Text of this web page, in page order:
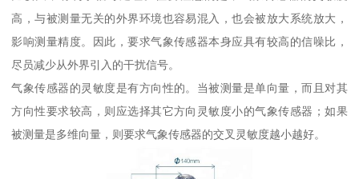
高，与被测量无关的外界环境也容易混入，也会被放大系统放大，
影响测量精度。因此，要求气象传感器本身应具有较高的信噪比，
尽员减少从外界引入的干扰信号。
气象传感器的灵敏度是有方向性的。当被测量是单向量，而且对其
方向性要求较高，则应选择其它方向灵敏度小的气象传感器；如果
被测量是多维向量，则要求气象传感器的交叉灵敏度越小越好。